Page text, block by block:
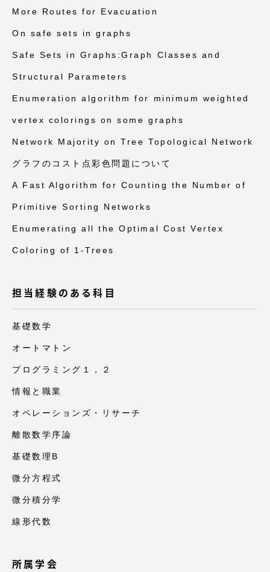
More Routes for Evacuation
On safe sets in graphs
Safe Sets in Graphs:Graph Classes and
Structural Parameters
Enumeration algorithm for minimum weighted
vertex colorings on some graphs
Network Majority on Tree Topological Network
グラフのコスト点彩色問題について
A Fast Algorithm for Counting the Number of
Primitive Sorting Networks
Enumerating all the Optimal Cost Vertex
Coloring of 1-Trees
担当経験のある科目
基礎数学
オートマトン
プログラミング１，２
情報と職業
オペレーションズ・リサーチ
離散数学序論
基礎数理B
微分方程式
微分積分学
線形代数
所属学会